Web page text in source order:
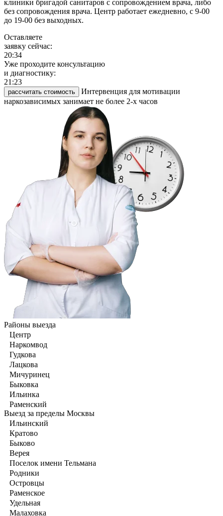
клиники бригадой санитаров с сопровождением врача, либо
без сопровождения врача. Центр работает ежедневно, с 9-00
до 19-00 без выходных.
Оставляете
заявку сейчас:
20:34
Уже проходите консультацию
и диагностику:
21:23
рассчитать стоимость
Интервенция для мотивации
наркозависимых занимает не более 2-х часов
Районы выезда
Центр
Наркомвод
Гудкова
Лацкова
Мичуринец
Быковка
Ильинка
Раменский
Выезд за пределы Москвы
Ильинский
Кратово
Быково
Верея
Поселок имени Тельмана
Родники
Островцы
Раменское
Удельная
Малаховка